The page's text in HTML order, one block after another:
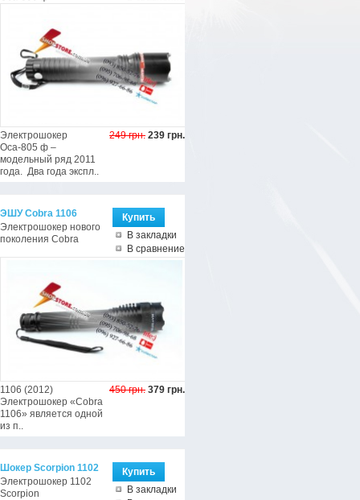
249 грн. 239 грн.
Электрошокер
Оса-805 ф –
модельный ряд 2011
года. Два года экспл..
В закладки
В сравнение
450 грн. 379 грн.
ЭШУ Cobra 1106
Электрошокер нового
поколения Cobra
1106 (2012)
Электрошокер «Cobra
1106» является одной
из п..
В закладки
Шокер Scorpion 1102
Электрошокер 1102
Scorpion